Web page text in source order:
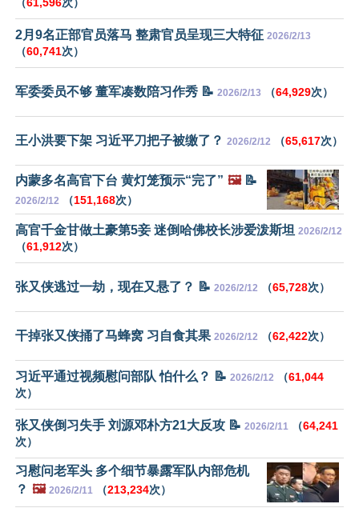
2月9名正部官员落马 整肃官员呈现三大特征 2026/2/13
（60,741次）
军委委员不够 董军凑数陪习作秀 📝 2026/2/13 （64,929次）
王小洪要下架 习近平刀把子被缴了？ 2026/2/12 （65,617次）
内蒙多名高官下台 黄灯笼预示“完了” 🖼️📝
2026/2/12 （151,168次）
高官千金甘做土豪第5妾 迷倒哈佛校长涉爱泼斯坦 2026/2/12
（61,912次）
张又侠逃过一劫，现在又悬了？ 📝 2026/2/12 （65,728次）
干掉张又侠捅了马蜂窝 习自食其果 2026/2/12 （62,422次）
习近平通过视频慰问部队 怕什么？ 📝 2026/2/12 （61,044
次）
张又侠倒习失手 刘源邓朴方21大反攻 📝 2026/2/11 （64,241
次）
习慰问老军头 多个细节暴露军队内部危机
？ 🖼️ 2026/2/11 （213,234次）